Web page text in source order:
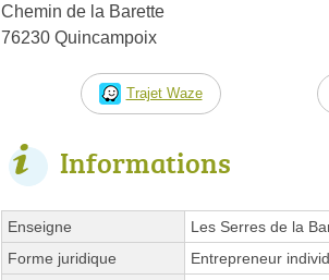
Chemin de la Barette
76230 Quincampoix
Trajet Waze
Informations
Enseigne
Les Serres de la
Forme juridique
Entrepreneur